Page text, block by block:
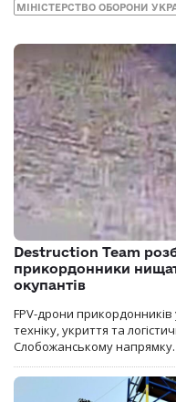
МІНІСТЕРСТВО ОБОРОНИ
Destruction Team
прикордонники
окупантів
FPV-дрони прикордонників
техніку, укриття та
Слобожанському напрямку.